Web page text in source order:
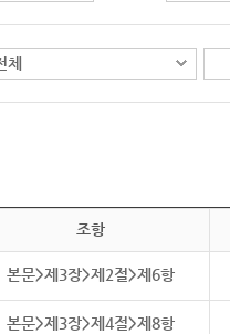
조항
본문>제3장>제2절>제6항
본문>제3장>제4절>제8항